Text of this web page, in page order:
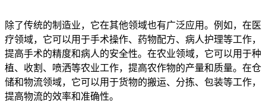
除了传统的制造业，它在其他领域也有广泛应用。例如，在医
疗领域，它可以用于手术操作、药物配方、病人护理等工作，
提高手术的精度和病人的安全性。在农业领域，它可以用于种
植、收割、喷洒等农业工作，提高农作物的产量和质量。在仓
储和物流领域，它可以用于货物的搬运、分拣、包装等工作，
提高物流的效率和准确性。